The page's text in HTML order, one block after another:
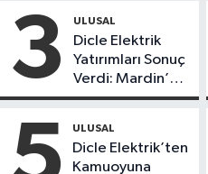
3 ULUSAL
Dicle Elektrik
Yatırımları Sonuç
Verdi: Mardin’de
Kayıp Kaçak
Düşüş
ULUSAL
Dicle Elektrik’ten
Kamuoyuna